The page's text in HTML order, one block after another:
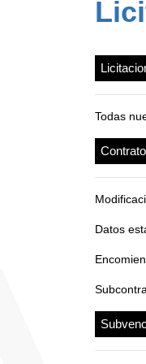
Todas
Datos